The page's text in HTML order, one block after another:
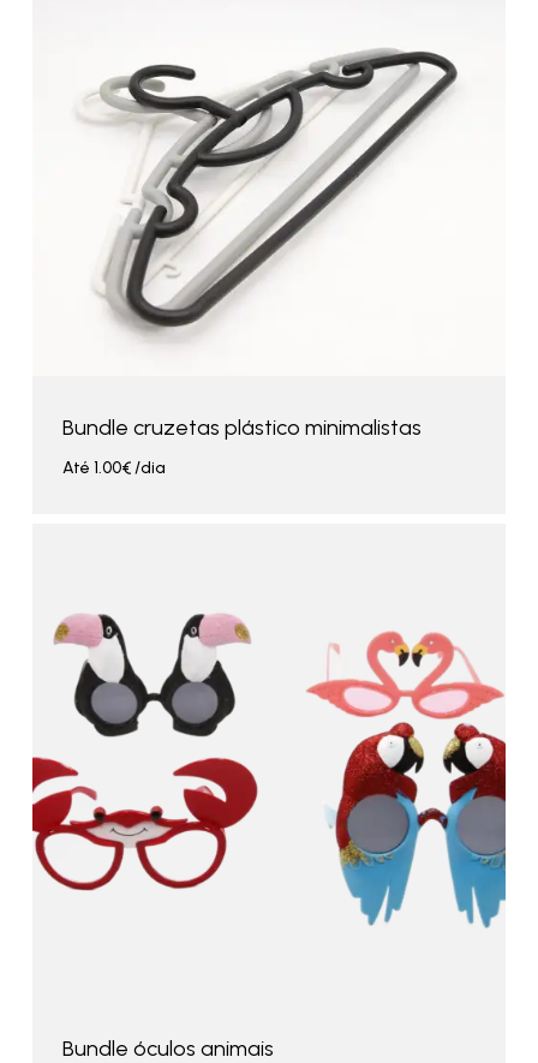
Bundle cruzetas plástico minimalistas
Até 1.00€/dia
Bundle óculos animais